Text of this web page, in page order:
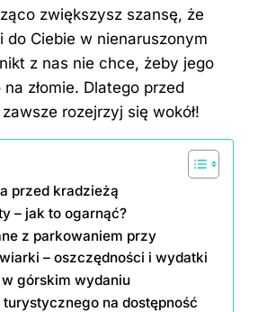
zwiększysz szansę, że
do Ciebie w nienaruszonym
z nas nie chce, żeby jego
złomie. Dlatego przed
rozejrzyj się wokół!
przed kradzieżą
– jak to ogarnąć?
z parkowaniem przy
– oszczędności i wydatki
górskim wydaniu
turystycznego na dostępność